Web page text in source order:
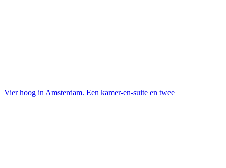
Vier hoog in Amsterdam. Een kamer-en-suite en twee